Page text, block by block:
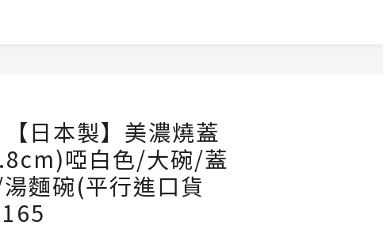
日本製】美濃燒蓋
啞白色/大碗/蓋
麵碗(平行進口貨